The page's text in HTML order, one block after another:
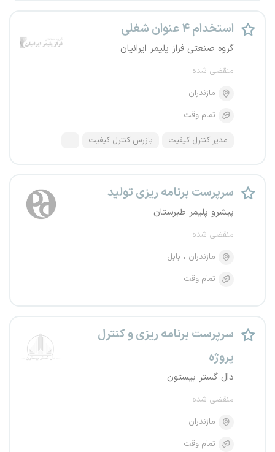
استخدام ۴ عنوان شغلی
گروه صنعتی فراز پلیمر ایرانیان
منقضی شده
مازندران
تمام وقت
مدیر کنترل کیفیت بازرس کنترل کیفیت ...
سرپرست برنامه ریزی تولید
پیشرو پلیمر طبرستان
منقضی شده
مازندران
بابل
تمام وقت
سرپرست برنامه ریزی و کنترل
پروژه
دال گستر بیستون
منقضی شده
مازندران
تمام وقت